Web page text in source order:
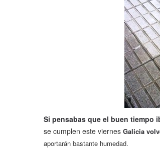
Si pensabas que el buen tiempo
se cumplen este viernes Galicia
aportarán bastante humedad.